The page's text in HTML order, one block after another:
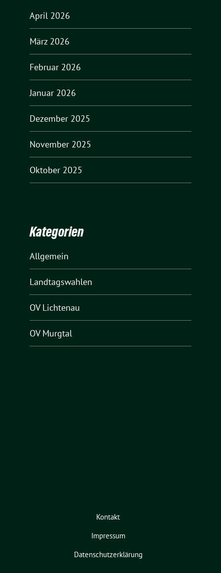
April 2026
März 2026
Februar 2026
Januar 2026
Dezember 2025
November 2025
Oktober 2025
Kategorien
Allgemein
Landtagswahlen
OV Lichtenau
OV Murgtal
Kontakt
Impressum
Datenschutzerklärung